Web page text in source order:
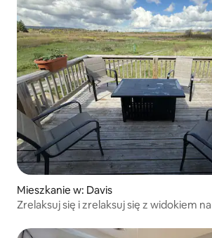
Mieszkanie w: Davis
Zrelaksuj się i zrelaksuj się z widokiem